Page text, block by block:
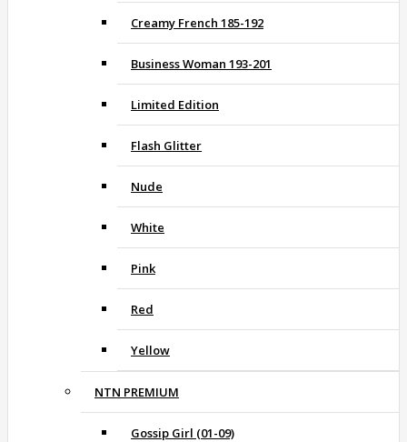
Creamy French 185-192
Business Woman 193-201
Limited Edition
Flash Glitter
Nude
White
Pink
Red
Yellow
NTN PREMIUM
Gossip Girl (01-09)